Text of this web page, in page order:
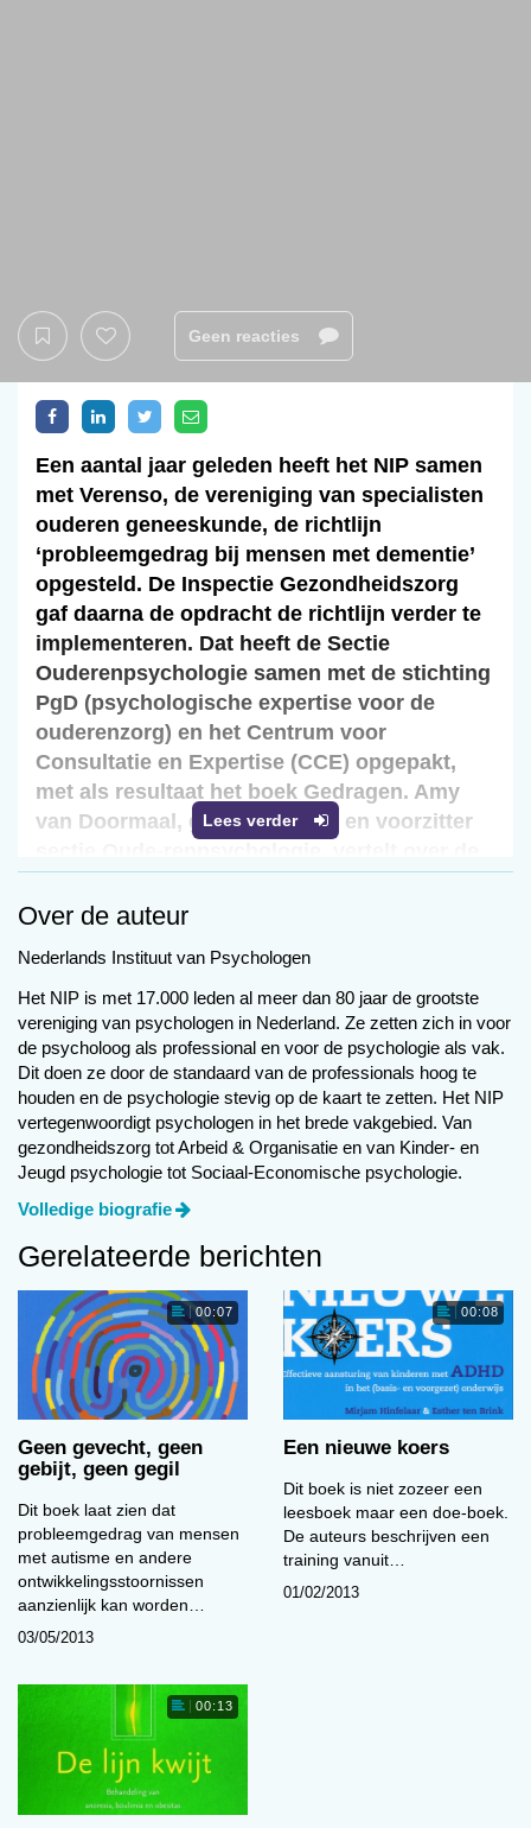
Geen reacties
Lees verder
Een aantal jaar geleden heeft het NIP samen
met Verenso, de vereniging van specialisten
ouderen geneeskunde, de richtlijn
‘probleemgedrag bij mensen met dementie’
opgesteld. De Inspectie Gezondheidszorg
gaf daarna de opdracht de richtlijn verder te
implementeren. Dat heeft de Sectie
Ouderenpsychologie samen met de stichting
PgD (psychologische expertise voor de
ouderenzorg) en het Centrum voor
Consultatie en Expertise (CCE) opgepakt,
met als resultaat het boek Gedragen. Amy
van Doormaal, gz-psycholoog en voorzitter
inhoud en missie van het boek.
Nederlands Instituut van
Psychologen
i
In het boek is vanuit verschillende
perspectieven gekeken naar
‘probleemgedrag’ bij dementie. Onder
andere de perspectieven van naasten,
psychologen, onderzoekers, specialisten
ouderenge-neeskunde, orthopedagogen en
bestuurders zijn meegenomen. ‘Die
verschillende perspectieven zijns belangrijk: er
gedrag’. Er zijn altijd meerdere factoren van
invloed en je kunt op meerdere manieren kijken
naar hoe om te gaan met bepaald gedrag en
wat iemand nodig heeft’, vertelt Amy. Het boek
biedt hier handvaten voor. ‘Door het hele boek
zijn casussen en voorbeelden beschreven zodat
je meteen kunt lezen hoe het in de praktijk
moet.’
Er is nooit één oorzaak van
probleemgedrag
Nieuwe visie
Volgens Amy is de insteek van het boek
vernieuwend ten opzichte van bestaande
Over de auteur
Nederlands Instituut van Psychologen
Het NIP is met 17.000 leden al meer dan 80 jaar de grootste
vereniging van psychologen in Nederland. Ze zetten zich in voor
de psycholoog als professional en voor de psychologie als vak.
Dit doen ze door de standaard van de professionals hoog te
houden en de psychologie stevig op de kaart te zetten. Het NIP
vertegenwoordigt psychologen in het brede vakgebied. Van
gezondheidszorg tot Arbeid & Organisatie en van Kinder- en
Jeugd psychologie tot Sociaal-Economische psychologie.
Volledige biografie
Gerelateerde berichten
00:07
Geen gevecht, geen
gebijt, geen gegil
Dit boek laat zien dat
probleemgedrag van mensen
met autisme en andere
ontwikkelingsstoornissen
aanzienlijk kan worden…
03/05/2013
00:08
Een nieuwe koers
Dit boek is niet zozeer een
leesboek maar een doe-boek.
De auteurs beschrijven een
training vanuit…
01/02/2013
00:13